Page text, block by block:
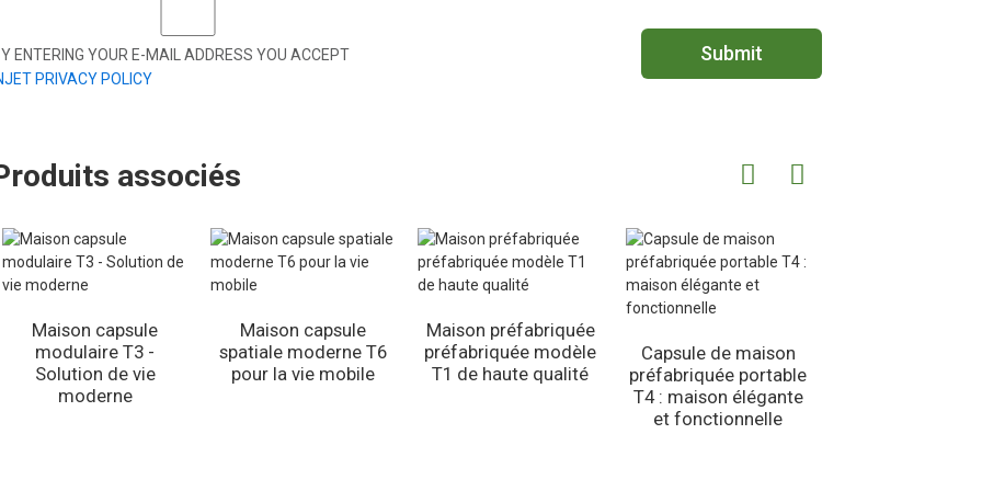
ENTERING YOUR E-MAIL ADDRESS YOU ACCEPT
PRIVACY POLICY
Submit
associés
Maison capsule
modulaire T3 -
Solution de vie
moderne
Maison capsule
spatiale moderne T6
pour la vie mobile
Maison préfabriquée
préfabriquée modèle
T1 de haute qualité
Capsule de maison
préfabriquée portable
T4 : maison élégante
et fonctionnelle